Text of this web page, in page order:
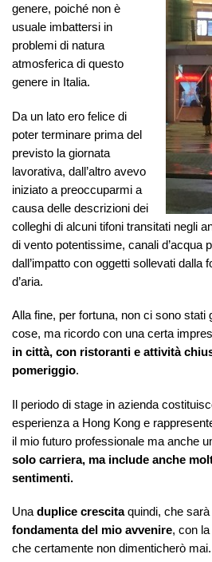
genere, poiché non è
usuale imbattersi in
problemi di natura
atmosferica di questo
genere in Italia.
Da un lato ero felice di
poter terminare prima del
previsto la giornata
lavorativa, dall’altro avevo
iniziato a preoccuparmi a
causa delle descrizioni dei
colleghi di alcuni tifoni transitati negli
di vento potentissime, canali d’acqua
dall’impatto con oggetti sollevati dalla
d’aria.
Alla fine, per fortuna, non ci sono stati
cose, ma ricordo con una certa
in città, con ristoranti e attività
pomeriggio.
Il periodo di stage in azienda
esperienza a Hong Kong e
il mio futuro professionale ma anche
solo carriera, ma include anche
sentimenti.
Una duplice crescitaquindi, che sarà
fondamenta del mio avvenire, con
che certamente non dimenticherò mai.